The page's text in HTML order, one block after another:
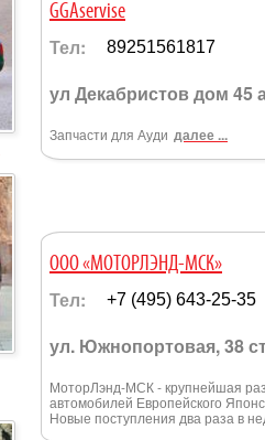
GGAservise
Тел: 89251561817
ул Декабристов дом 45
Запчасти для Ауди далее ...
ООО «МОТОРЛЭНД-МСК»
Тел: +7 (495) 643-25-35
ул. Южнопортовая, 38
МоторЛэнд-МСК - крупнейшая
автомобилей Европейского
Новые поступления два раза в